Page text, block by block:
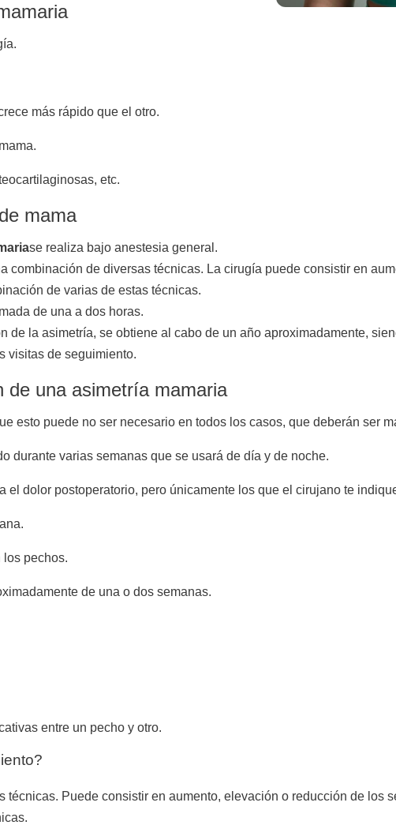
más rápido que el otro.
etc.
mama
se realiza bajo anestesia general.
combinación de diversas técnicas. La cirugía puede consistir en
de varias de estas técnicas.
de una a dos horas.
de la asimetría, se obtiene al cabo de un año aproximadamente,
visitas de seguimiento.
de una asimetría mamaria
esto puede no ser necesario en todos los casos, que deberán ser
durante varias semanas que se usará de día y de noche.
el dolor postoperatorio, pero únicamente los que el cirujano te
los pechos.
de una o dos semanas.
entre un pecho y otro.
técnicas. Puede consistir en aumento, elevación o reducción de los